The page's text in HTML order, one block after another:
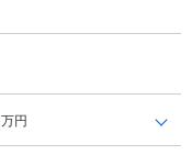
万円